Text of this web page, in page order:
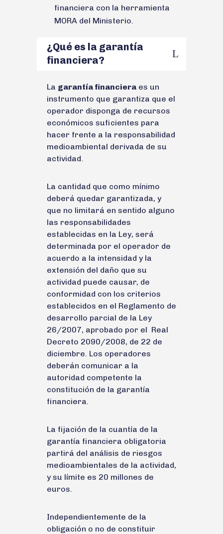
financiera con la herramienta
MORA del Ministerio.
¿Qué es la garantía
financiera?
La garantía financiera es un
instrumento que garantiza que el
operador disponga de recursos
económicos suficientes para
hacer frente a la responsabilidad
medioambiental derivada de su
actividad.
La cantidad que como mínimo
deberá quedar garantizada, y
que no limitará en sentido alguno
las responsabilidades
establecidas en la Ley, será
determinada por el operador de
acuerdo a la intensidad y la
extensión del daño que su
actividad puede causar, de
conformidad con los criterios
establecidos en el Reglamento de
desarrollo parcial de la Ley
26/2007, aprobado por el Real
Decreto 2090/2008, de 22 de
diciembre. Los operadores
deberán comunicar a la
autoridad competente la
constitución de la garantía
financiera.
La fijación de la cuantía de la
garantía financiera obligatoria
partirá del análisis de riesgos
medioambientales de la actividad,
y su límite es 20 millones de
euros.
Independientemente de la
obligación o no de constituir